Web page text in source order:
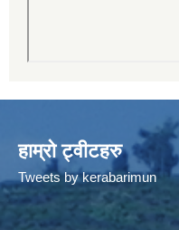
हाम्रो ट्वीटहरु
Tweets by kerabarimun